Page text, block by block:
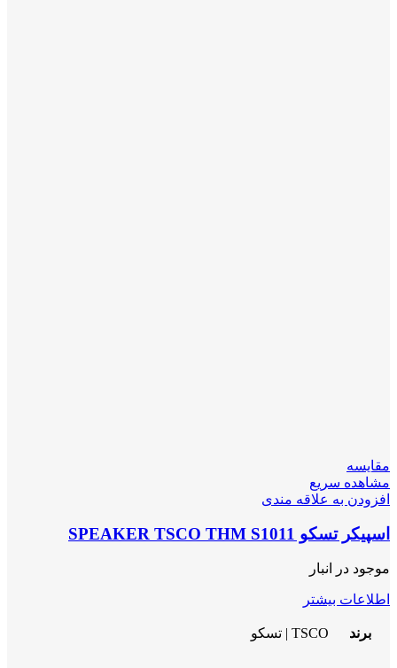
مقایسه
مشاهده سریع
افزودن به علاقه مندی
اسپیکر تسکو SPEAKER TSCO THM S1011
موجود در انبار
اطلاعات بیشتر
برند TSCO | تسکو